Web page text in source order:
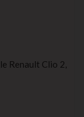
Renault Clio 2,